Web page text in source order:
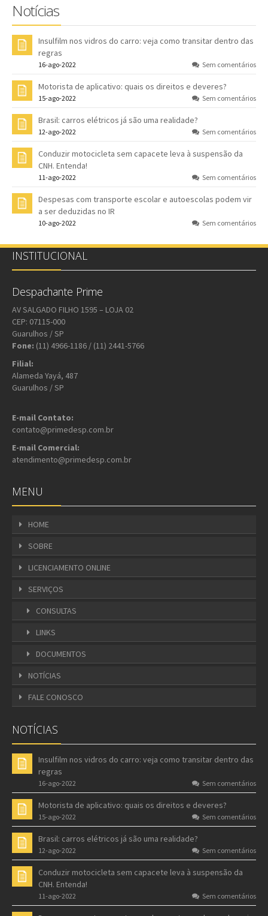
Notícias
Insulfilm nos vidros do carro: veja como transitar dentro das
regras
16-ago-2022 Sem comentários
Motorista de aplicativo: quais os direitos e deveres?
15-ago-2022 Sem comentários
Brasil: carros elétricos já são uma realidade?
12-ago-2022 Sem comentários
Conduzir motocicleta sem capacete leva à suspensão da
CNH. Entenda!
11-ago-2022 Sem comentários
Despesas com transporte escolar e autoescolas podem vir
a ser deduzidas no IR
10-ago-2022 Sem comentários
INSTITUCIONAL
Despachante Prime
AV SALGADO FILHO 1595 – LOJA 02
CEP: 07115-000
Guarulhos / SP
Fone: (11) 4966-1186 / (11) 2441-5766
Filial:
Alameda Yayá, 487
Guarulhos / SP
E-mail Contato:
contato@primedesp.com.br
E-mail Comercial:
atendimento@primedesp.com.br
MENU
HOME
SOBRE
LICENCIAMENTO ONLINE
SERVIÇOS
CONSULTAS
LINKS
DOCUMENTOS
NOTÍCIAS
FALE CONOSCO
NOTÍCIAS
Insulfilm nos vidros do carro: veja como transitar dentro das
regras
16-ago-2022 Sem comentários
Motorista de aplicativo: quais os direitos e deveres?
15-ago-2022 Sem comentários
Brasil: carros elétricos já são uma realidade?
12-ago-2022 Sem comentários
Conduzir motocicleta sem capacete leva à suspensão da
CNH. Entenda!
11-ago-2022 Sem comentários